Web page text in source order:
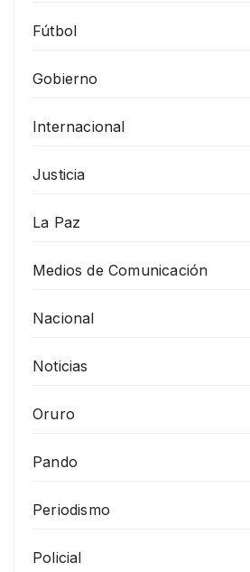
Fútbol
Gobierno
Internacional
Justicia
La Paz
Medios de Comunicación
Nacional
Noticias
Oruro
Pando
Periodismo
Policial